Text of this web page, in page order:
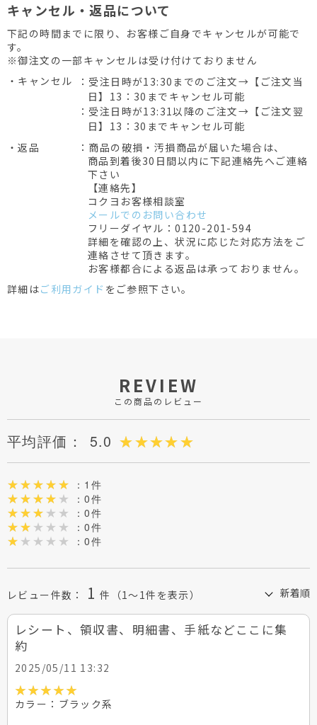
キャンセル・返品について
下記の時間までに限り、お客様ご自身でキャンセルが可能で
す。
※御注文の一部キャンセルは受け付けておりません
・キャンセル
：受注日時が13:30までのご注文→【ご注文当
日】13：30までキャンセル可能
：受注日時が13:31以降のご注文→【ご注文翌
日】13：30までキャンセル可能
・返品
：商品の破損・汚損商品が届いた場合は、
商品到着後30日間以内に下記連絡先へご連絡
下さい
【連絡先】
コクヨお客様相談室
メールでのお問い合わせ
フリーダイヤル：0120-201-594
詳細を確認の上、状況に応じた対応方法をご
連絡させて頂きます。
お客様都合による返品は承っておりません。
詳細はご利用ガイド をご参照下さい。
REVIEW
この商品のレビュー
平均評価： 5.0
：1件
：0件
：0件
：0件
：0件
レビュー件数： 1 件 （1～1件を表示）
レシート、領収書、明細書、手紙などここに集
約
2025/05/11 13:32
カラー：ブラック系